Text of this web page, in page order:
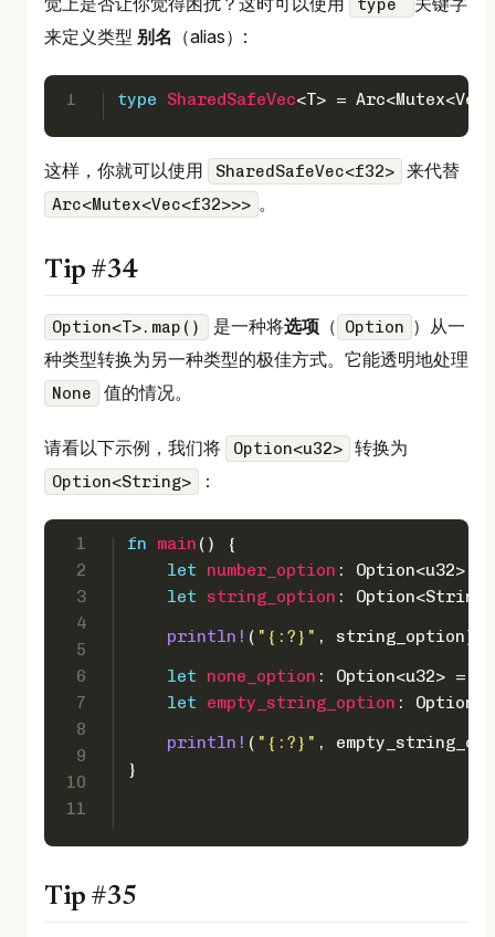
type
来定义类型 别名 （alias）:
1 type SharedSafeVec<T> = Arc<Mutex<Vec
这样，你就可以使用 SharedSafeVec<f32> 来代替
Arc<Mutex<Vec<f32>>> 。
Tip #34
Option<T>.map() 是一种将选项 （ Option ）从一
种类型转换为另一种类型的极佳方式。它能透明地处理
None 值的情况。
请看以下示例，我们将 Option<u32> 转换为
Option<String> ：
1
2
3
4
5
6
7
8
9
10
11
fn main () {
let
number_option : Option<u32> =
let
string_option : Option<String
println! ( "{:?}" , string_option);
let
none_option : Option<u32> =
let
empty_string_option : Option
println! ( "{:?}" ,
}
Tip #35